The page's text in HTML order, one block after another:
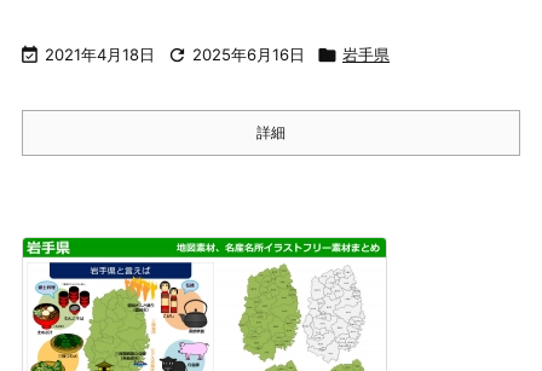
 2021年4月18日  2025年6月16日  岩手県
詳細